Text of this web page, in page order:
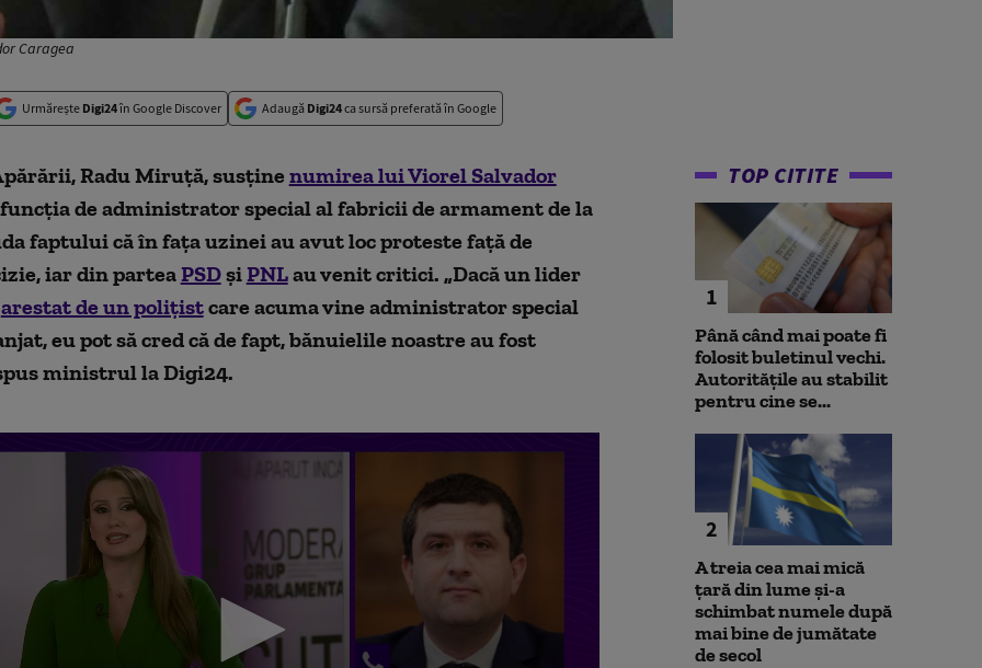
Caragea
Urmărește Digi24în Google Discover Adaugă Digi24ca sursă preferată în Google
Radu Miruță, susține numirea lui Viorel Salvador
de administrator special al fabricii de armament de la
faptului că în fața uzinei au avut loc proteste față de
iar din parteaPSDșiPNLau venit critici. „Dacă un lider
arestat de un polițistcare acuma vine administrator special
eu pot să cred că de fapt, bănuielile noastre au fost
ministrul la Digi24.
TOP CITITE
1
Până când mai poate fi
folosit buletinul vechi.
Autoritățile au stabilit
pentru cine se...
2
A treia cea mai mică
țară din lume și-a
schimbat numele după
mai bine de jumătate
de secol